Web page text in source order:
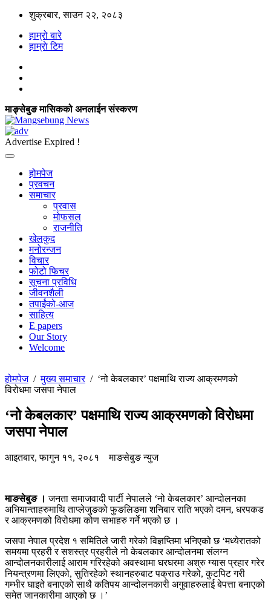
शुक्रबार, साउन २२, २०८३
हाम्रो बारे
हाम्राे टिम
माङ्सेबुङ मासिकको अनलाईन संस्करण
Advertise Expired !
होमपेज
प्रवचन
समाचार
प्रवास
मोफसल
राजनीति
खेलकुद
मनोरन्जन
विचार
फोटो फिचर
सूचना प्रविधि
जीवनशैली
तपाईंको-आज
साहित्य
E papers
Our Story
Welcome
होमपेज/मुख्य समाचार/ ‘नो केबलकार’ पक्षमाथि राज्य आक्रमणको
विरोधमा जसपा नेपाल
‘नो केबलकार’ पक्षमाथि राज्य आक्रमणको विरोधमा
जसपा नेपाल
आइतबार, फागुन ११, २०८१ माङसेबुङ न्युज
माङसेबुङ । जनता समाजवादी पार्टी नेपालले ‘नो केबलकार’ आन्दोलनका
अभियान्ताहरुमाथि ताप्लेजुङको फुङलिङमा शनिबार राति भएको दमन, धरपकड
र आक्रमणको विरोधमा कोण सभाहरु गर्ने भएको छ ।
जसपा नेपाल प्रदेश १ समितिले जारी गरेको विज्ञप्तिमा भनिएको छ ‘मध्येरातको
समयमा प्रहरी र सशस्त्र प्रहरीले नो केबलकार आन्दोलनमा संलग्न
आन्दोलनकारीलाई आराम गरिरहेको अवस्थामा घरघरमा अश्रु ग्यास प्रहार गरेर
नियन्त्रणमा लिएको, सुतिरहेको स्थानहरुबाट पक्राउ गरेको, कुटपिट गरी
गम्भीर घाइते बनाएको साथै कतिपय आन्दोलनकारी अगुवाहरुलाई बेपत्ता बनाएको
समेत जानकारीमा आएको छ ।’